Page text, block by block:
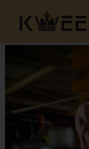
content